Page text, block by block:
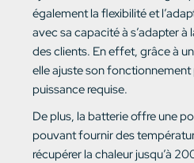
également la flexibilité et
avec sa capacité à s’adapter
des clients. En effet, grâce à
elle ajuste son
puissance requise.
De plus, la batterie offre une
pouvant fournir des
récupérer la chaleur jusqu’à